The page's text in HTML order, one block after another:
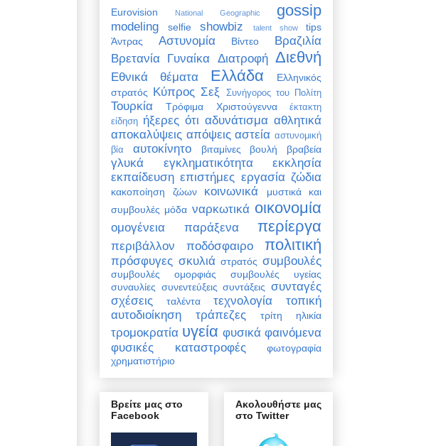
Eurovision National Geographic gossip
modeling selfie showbiz talent show
tips
Άντρας
Αστυνομία Βίντεο
Βραζιλία
Βρετανία Γυναίκα Διατροφή Διεθνή
Εθνικά θέματα Ελλάδα
Ελληνικός
στρατός Κύπρος Σεξ Συνήγορος του Πολίτη
Τουρκία Τρόφιμα Χριστούγεννα
έκτακτη
είδηση ήξερες ότι αδυνάτισμα αθλητικά
αποκαλύψεις απόψεις αστεία αστυνομική
βία
αυτοκίνητο βιταμίνες βουλή βραβεία
γλυκά εγκληματικότητα
εκκλησία
εκπαίδευση επιστήμες εργασία ζώδια
κακοποίηση ζώων κοινωνικά
μυστικά και
συμβουλές μόδα ναρκωτικά οικονομία
ομογένεια παράξενα περίεργα
περιβάλλον ποδόσφαιρο πολιτική
πρόσφυγες σκυλιά στρατός συμβουλές
συμβουλές ομορφιάς
συμβουλές υγείας
συναυλίες συνεντεύξεις συντάξεις συνταγές
σχέσεις
ταλέντα τεχνολογία
τοπική
αυτοδιοίκηση
τράπεζες τρίτη ηλικία
τρομοκρατία υγεία φυσικά φαινόμενα
φυσικές καταστροφές
φωτογραφία
χρηματιστήριο
Βρείτε μας στο
Facebook
Ακολουθήστε μας
στο Twitter